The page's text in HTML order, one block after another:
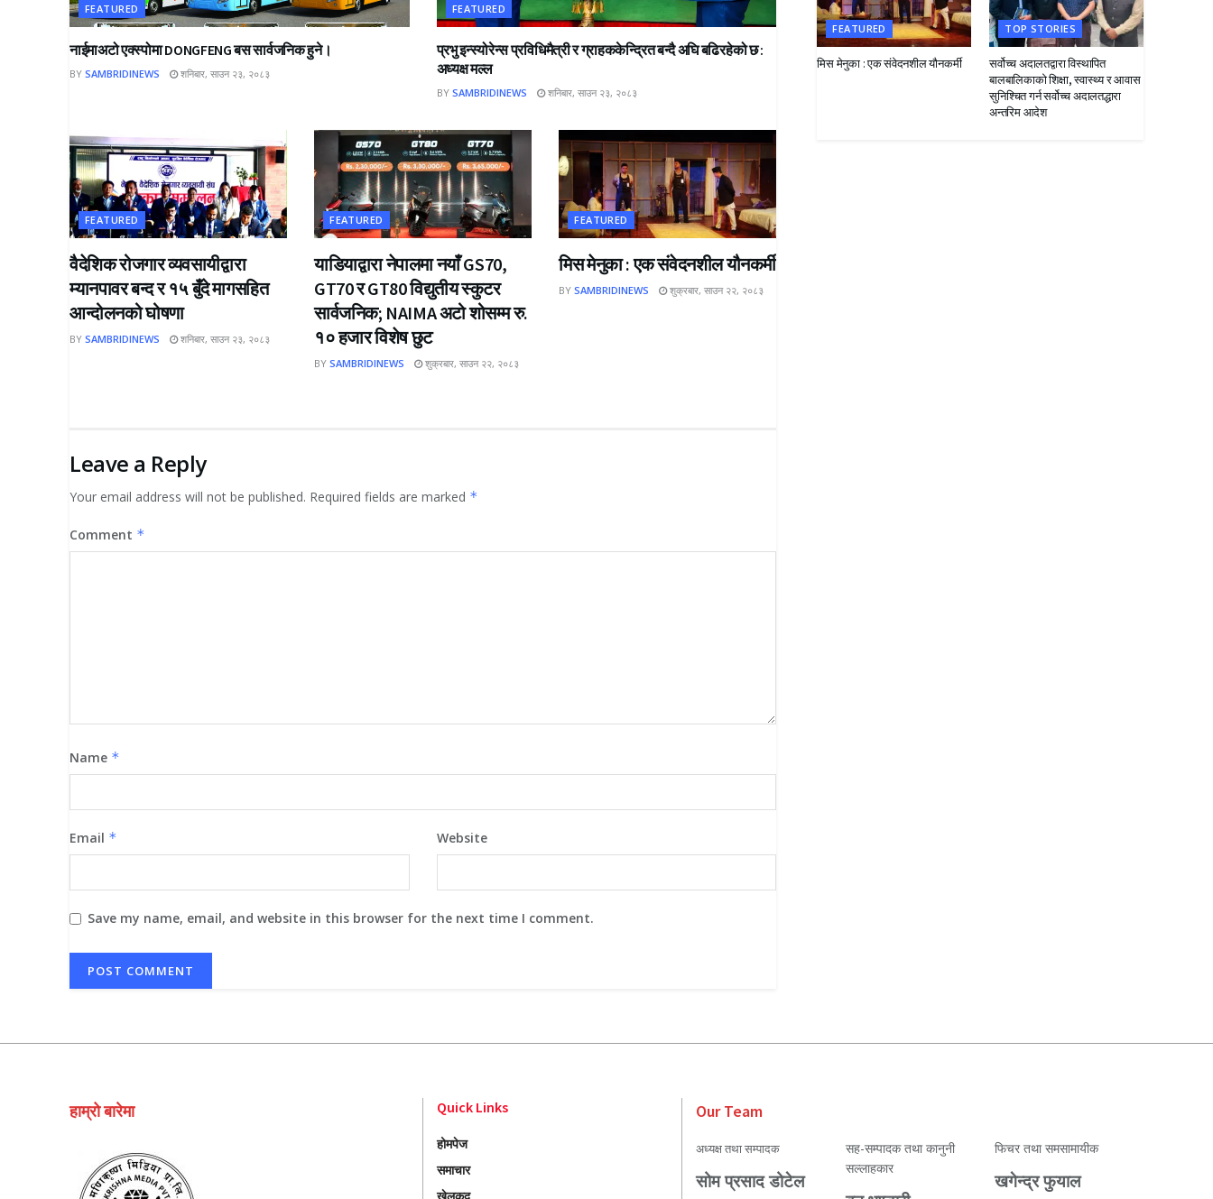
FEATURED
नाईमाअटो एक्स्पोमा DONGFENG बस सार्वजनिक हुने।
BY SAMBRIDINEWS शनिबार, साउन २३, २०८३
FEATURED
प्रभु इन्स्योरेन्स प्रविधिमैत्री र ग्राहककेन्द्रित बन्दै अघि बढिरहेको छ :
अध्यक्ष मल्ल
BY SAMBRIDINEWS शनिबार, साउन २३, २०८३
FEATURED
वैदेशिक रोजगार व्यवसायीद्वारा
म्यानपावर बन्द र १५ बुँदे मागसहित
आन्दोलनको घोषणा
BY SAMBRIDINEWS शनिबार, साउन २३, २०८३
FEATURED
याडियाद्वारा नेपालमा नयाँ GS70,
GT70 र GT80 विद्युतीय स्कुटर
सार्वजनिक; NAIMA अटो शोसम्म रु.
१० हजार विशेष छुट
BY SAMBRIDINEWS शुक्रबार, साउन २२, २०८३
FEATURED
मिस मेनुका : एक संवेदनशील यौनकर्मी
BY SAMBRIDINEWS शुक्रबार, साउन २२, २०८३
Leave a Reply
Your email address will not be published. Required fields are marked *
Comment *
Name *
Email * Website
Save my name, email, and website in this browser for the next time I comment.
FEATURED
मिस मेनुका : एक संवेदनशील यौनकर्मी
TOP STORIES
सर्वोच्च अदालतद्वारा विस्थापित
बालबालिकाको शिक्षा, स्वास्थ्य र आवास
सुनिश्चित गर्न सर्वोच्च अदालतद्धारा
अन्तरिम आदेश
हाम्रो बारेमा Quick Links
होमपेज
समाचार
Our Team
अध्यक्ष तथा सम्पादक
सोम प्रसाद डोटेल
सह-सम्पादक तथा कानुनी
सल्लाहकार
फिचर तथा समसामायीक
खगेन्द्र फुयाल